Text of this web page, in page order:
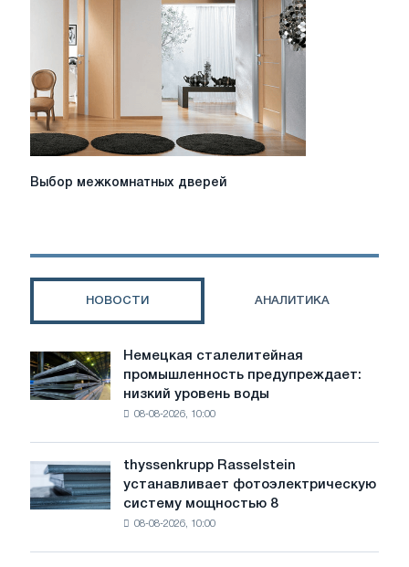
характеристики
разных
моделей
Выбор
межкомнатных
Выбор межкомнатных дверей
НОВОСТИ АНАЛИТИКА
Немецкая
сталелитейная
промышленность
предупреждает:
воды
угрожает
безопасности
Немецкая сталелитейная
промышленность предупреждает:
низкий уровень воды
08-08-2026, 10:00
thyssenkrupp
Rasselstein
устанавливает
фотоэлектрическую
thyssenkrupp Rasselstein
устанавливает фотоэлектрическую
систему мощностью 8
08-08-2026, 10:00